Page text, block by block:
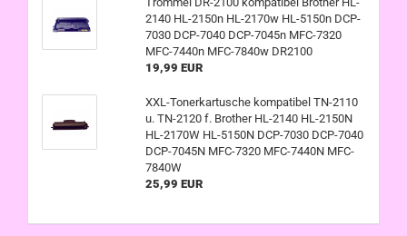
2140 HL-2150n HL-2170w HL-5150n DCP-
7030 DCP-7040 DCP-7045n MFC-7320
MFC-7440n MFC-7840w DR2100
19,99 EUR
XXL-Tonerkartusche kompatibel TN-2110
u. TN-2120 f. Brother HL-2140 HL-2150N
HL-2170W HL-5150N DCP-7030 DCP-7040
DCP-7045N MFC-7320 MFC-7440N MFC-
7840W
25,99 EUR